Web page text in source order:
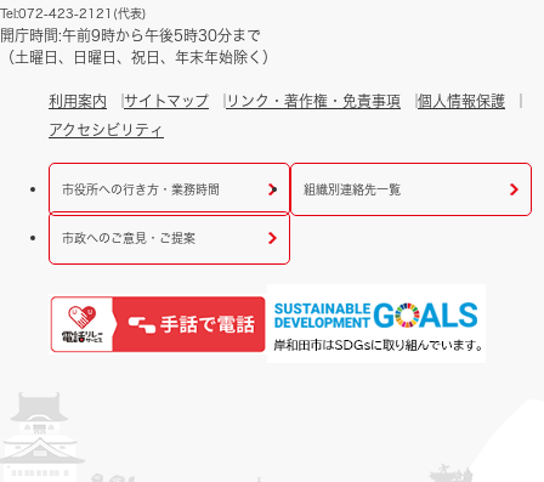
Tel:072-423-2121(代表)
開庁時間:午前9時から午後5時30分まで
（土曜日、日曜日、祝日、年末年始除く）
利用案内 サイトマップ リンク・著作権・免責事項
個人情報保護
アクセシビリティ
市役所への行き方・業務時間 組織別連絡先一覧
市政へのご意見・ご提案